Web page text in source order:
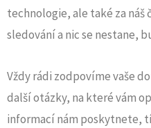
technologie, ale také za náš
sledování a nic se nestane,
Vždy rádi zodpovíme vaše
další otázky, na které vám
informací nám poskytnete,